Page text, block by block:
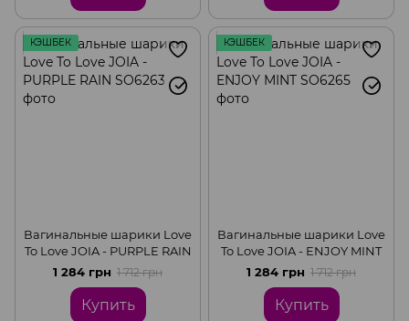
КЭШБЕК
Вагинальные шарики Love
To Love JOIA - PURPLE RAIN
1 284 грн 1 712 грн
Купить
КЭШБЕК
Вагинальные шарики Love
To Love JOIA - ENJOY MINT
1 284 грн 1 712 грн
Купить